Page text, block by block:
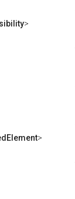
>
>